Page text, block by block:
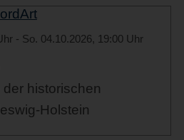
- So. 04.10.2026, 19:00 Uhr
historischen
Holstein